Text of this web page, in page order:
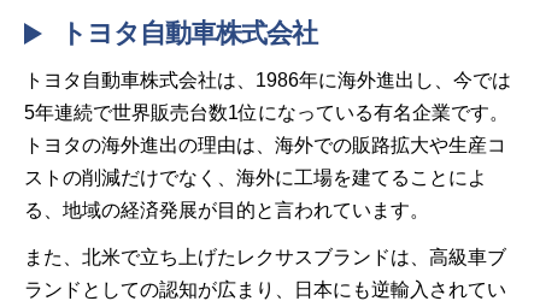
トヨタ自動車株式会社
トヨタ自動車株式会社は、1986年に海外進出し、今では
5年連続で世界販売台数1位になっている有名企業です。
トヨタの海外進出の理由は、海外での販路拡大や生産コ
ストの削減だけでなく、海外に工場を建てることによ
る、地域の経済発展が目的と言われています。
また、北米で立ち上げたレクサスブランドは、高級車ブ
ランドとしての認知が広まり、日本にも逆輸入されてい